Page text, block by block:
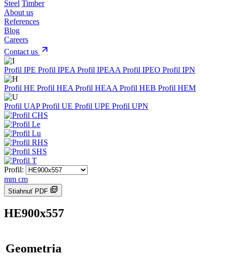
Steel Timber
About us
References
Blog
Careers
Contact us
Profil IPE Profil IPEA Profil IPEAA Profil IPEO Profil IPN
Profil HE Profil HEA Profil HEAA Profil HEB Profil HEM
Profil UAPProfil UE Profil UPE Profil UPN
Profil:
mm cm
Stiahnuť PDF
HE900x557
Geometria